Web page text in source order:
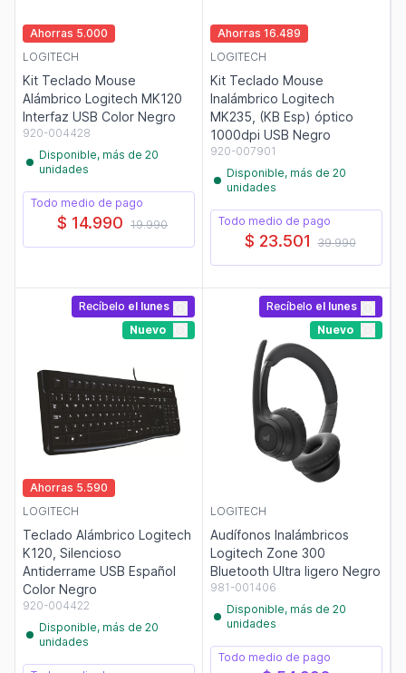
Ahorras 5.000
LOGITECH
Kit Teclado Mouse
Alámbrico Logitech MK120
Interfaz USB Color Negro
920-004428
Disponible, más de 20
unidades
Todo medio de pago
$ 14.990 19.990
Ahorras 16.489
LOGITECH
Kit Teclado Mouse
Inalámbrico Logitech
MK235, (KB Esp) óptico
1000dpi USB Negro
920-007901
Disponible, más de 20
unidades
Todo medio de pago
$ 23.501 39.990
Recíbelo el lunes
Nuevo
Ahorras 5.590
LOGITECH
Teclado Alámbrico Logitech
K120, Silencioso
Antiderrame USB Español
Color Negro
920-004422
Disponible, más de 20
unidades
Recíbelo el lunes
Nuevo
LOGITECH
Audífonos Inalámbricos
Logitech Zone 300
Bluetooth Ultra ligero Negro
981-001406
Disponible, más de 20
unidades
Todo medio de pago